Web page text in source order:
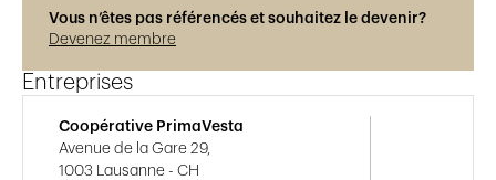
Vous n’êtes pas référencés et souhaitez le devenir?
Devenez membre
Entreprises
Coopérative PrimaVesta
Avenue de la Gare 29,
1003 Lausanne - CH